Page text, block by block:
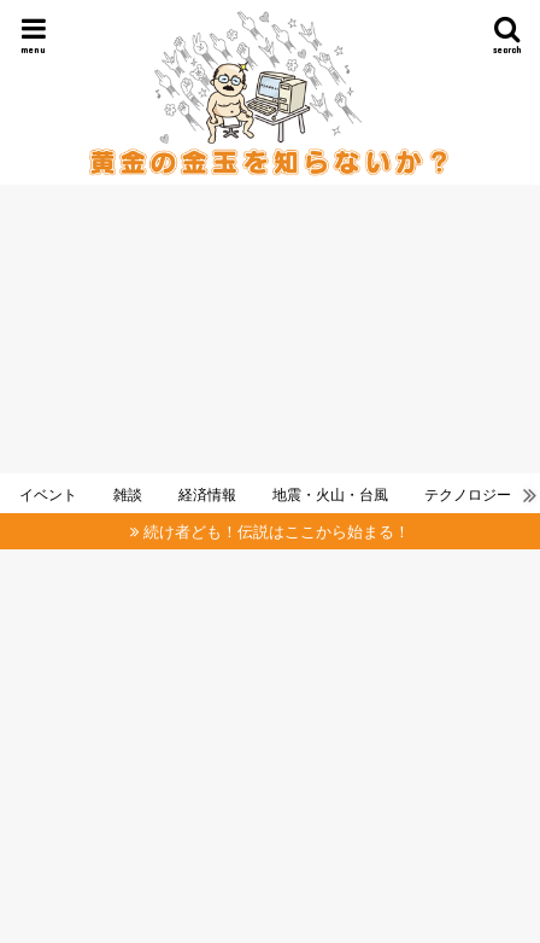
search
menu
イベント 雑談 経済情報 地震・火山・台風 テクノロジー
続け者ども！伝説はここから始まる！